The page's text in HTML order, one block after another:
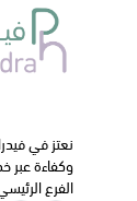
نعتز في
وكفاءة عبر
الفرع